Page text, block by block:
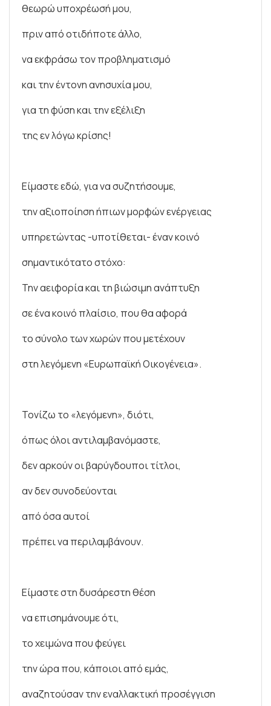
θεωρώ υποχρέωσή μου,
πριν από οτιδήποτε άλλο,
να εκφράσω τον προβληματισμό
και την έντονη ανησυχία μου,
για τη φύση και την εξέλιξη
της εν λόγω κρίσης!
Είμαστε εδώ, για να συζητήσουμε,
την αξιοποίηση ήπιων μορφών ενέργειας
υπηρετώντας -υποτίθεται- έναν κοινό
σημαντικότατο στόχο:
Την αειφορία και τη βιώσιμη ανάπτυξη
σε ένα κοινό πλαίσιο, που θα αφορά
το σύνολο των χωρών που μετέχουν
στη λεγόμενη «Ευρωπαϊκή Οικογένεια».
Τονίζω το «λεγόμενη», διότι,
όπως όλοι αντιλαμβανόμαστε,
δεν αρκούν οι βαρύγδουποι τίτλοι,
αν δεν συνοδεύονται
από όσα αυτοί
πρέπει να περιλαμβάνουν.
Είμαστε στη δυσάρεστη θέση
να επισημάνουμε ότι,
το χειμώνα που φεύγει
την ώρα που, κάποιοι από εμάς,
αναζητούσαν την εναλλακτική προσέγγιση